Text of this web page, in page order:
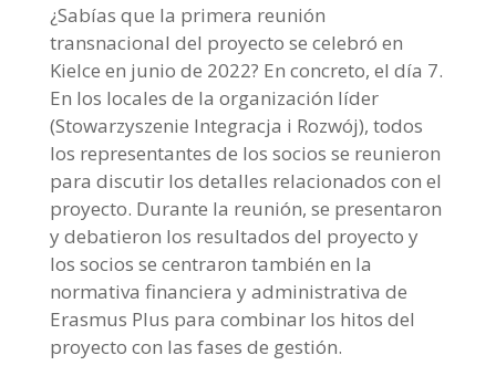
¿Sabías que la primera reunión
transnacional del proyecto se celebró en
Kielce en junio de 2022? En concreto, el día 7.
En los locales de la organización líder
(Stowarzyszenie Integracja i Rozwój), todos
los representantes de los socios se reunieron
para discutir los detalles relacionados con el
proyecto. Durante la reunión, se presentaron
y debatieron los resultados del proyecto y
los socios se centraron también en la
normativa financiera y administrativa de
Erasmus Plus para combinar los hitos del
proyecto con las fases de gestión.